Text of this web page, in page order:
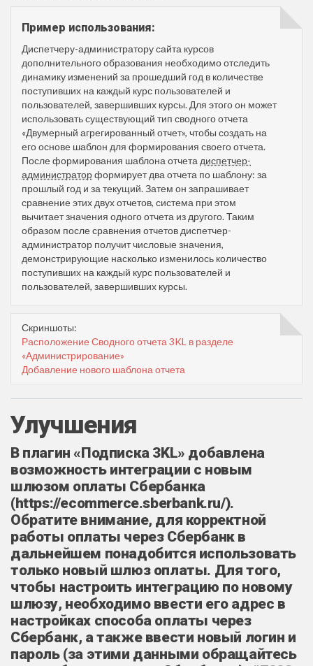
Пример использования:
Диспетчеру-администратору сайта курсов
дополнительного образования необходимо отследить
динамику изменений за прошедший год в количестве
поступивших на каждый курс пользователей и
пользователей, завершивших курсы. Для этого он может
использовать существующий тип сводного отчета
«Двумерный агрегированный отчет», чтобы создать на
его основе шаблон для формирования своего отчета.
После формирования шаблона отчета диспетчер-
администраторформирует два отчета по шаблону: за
прошлый год и за текущий. Затем он запрашивает
сравнение этих двух отчетов, система при этом
вычитает значения одного отчета из другого. Таким
образом после сравнения отчетов диспетчер-
администратор получит числовые значения,
демонстрирующие насколько изменилось количество
поступивших на каждый курс пользователей и
пользователей, завершивших курсы.
Скриншоты:
Расположение Сводного отчета 3KL в разделе
«Администрирование»
Добавление нового шаблона отчета
Улучшения
В плагин «Подписка 3KL» добавлена
возможность интеграции с новым
шлюзом оплаты Сбербанка
(https://ecommerce.sberbank.ru/).
Обратите внимание, для корректной
работы оплаты через Сбербанк в
дальнейшем понадобится использовать
только новый шлюз оплаты. Для того,
чтобы настроить интеграцию по новому
шлюзу, необходимо ввести его адрес в
настройках способа оплаты через
Сбербанк, а также ввести новый логин и
пароль (за этими данными обращайтесь